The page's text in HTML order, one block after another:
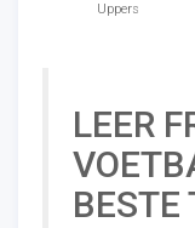
Uppers
LEER
BESTE